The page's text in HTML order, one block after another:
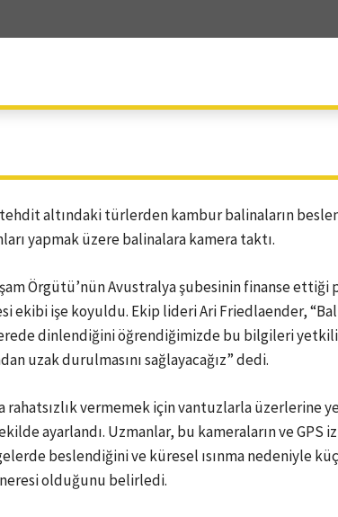
altındaki türlerden kambur balinaların
yapmak üzere balinalara kamera taktı.
Örgütü’nün Avustralya şubesinin finanse ettiği
ekibi işe koyuldu. Ekip lideri Ari Friedlaender,
dinlendiğini öğrendiğimizde bu bilgileri
uzak durulmasını sağlayacağız” dedi.
rahatsızlık vermemek için vantuzlarla üzerlerine
ayarlandı. Uzmanlar, bu kameraların ve GPS
beslendiğini ve küresel ısınma nedeniyle
neresi olduğunu belirledi.